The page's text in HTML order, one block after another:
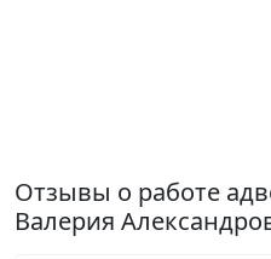
Отзывы о работе
Валерия